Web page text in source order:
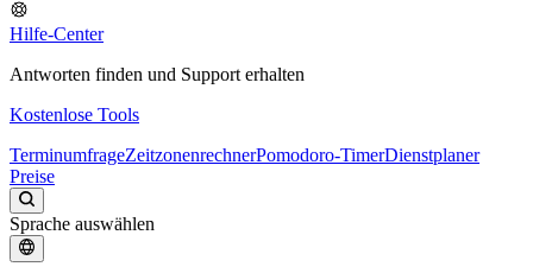
Hilfe-Center
Antworten finden und Support erhalten
Kostenlose Tools
TerminumfrageZeitzonenrechnerPomodoro-TimerDienstplaner
Preise
Sprache auswählen